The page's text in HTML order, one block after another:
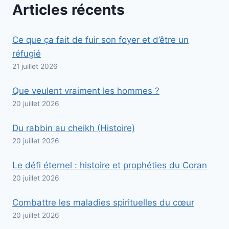
Articles récents
Ce que ça fait de fuir son foyer et d’être un
réfugié
21 juillet 2026
Que veulent vraiment les hommes ?
20 juillet 2026
Du rabbin au cheikh (Histoire)
20 juillet 2026
Le défi éternel : histoire et prophéties du Coran
20 juillet 2026
Combattre les maladies spirituelles du cœur
20 juillet 2026